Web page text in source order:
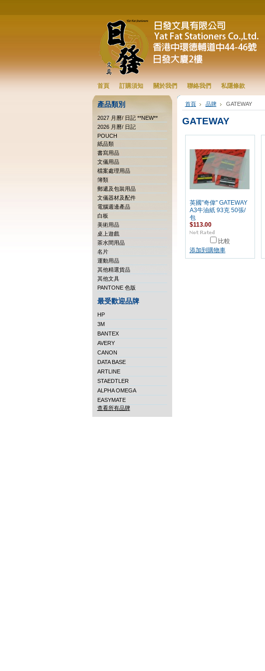
首頁 訂購須知 關於我們 聯絡我們 私隱條款
產品類別
2027 月曆/ 日記 **NEW**
2026 月曆/ 日記
POUCH
紙品類
書寫用品
文儀用品
檔案處理用品
簿類
郵遞及包裝用品
文儀器材及配件
電腦週邊產品
白板
美術用品
桌上遊戲
茶水間用品
名片
運動用品
其他精選貨品
其他文具
PANTONE 色版
最受歡迎品牌
HP
3M
BANTEX
AVERY
CANON
DATA BASE
ARTLINE
STAEDTLER
ALPHA OMEGA
EASYMATE
查看所有品牌
首頁 品牌 GATEWAY
GATEWAY
英國"奇偉" GATEWAY
A3牛油紙 93克 50張/
包
$113.00
比較
添加到購物車